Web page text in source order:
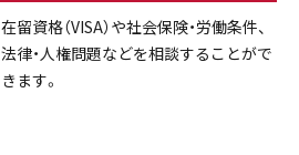
在留資格（VISA）や社会保険・労働条件、
法律・人権問題などを相談することがで
きます。